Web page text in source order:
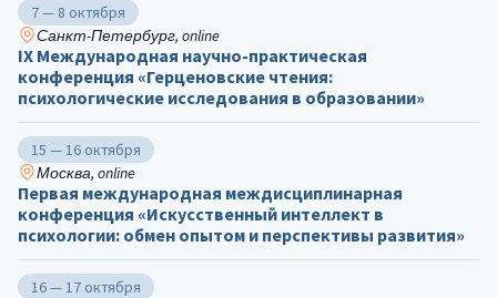
7 — 8 октября
Санкт-Петербург, online
IX Международная научно-практическая
конференция «Герценовские чтения:
психологические исследования в образовании»
15 — 16 октября
Москва, online
Первая международная междисциплинарная
конференция «Искусственный интеллект в
психологии: обмен опытом и перспективы развития»
16 — 17 октября